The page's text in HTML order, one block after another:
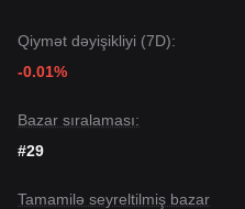
qalacaq.
Qiymət dəyişikliyi (7D):
-0.01%
Bazar sıralaması:
#29
Tamamilə seyreltilmiş bazar